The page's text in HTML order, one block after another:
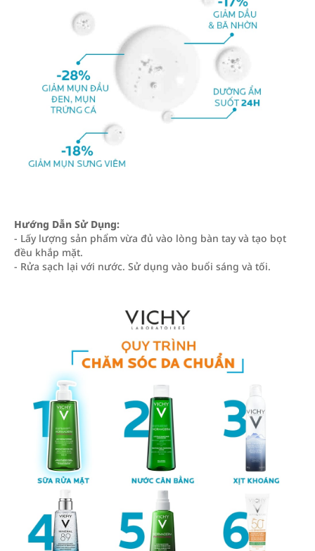
Hướng Dẫn Sử Dụng:
- Lấy lượng sản phẩm vừa đủ vào lòng bàn tay và tạo bọt
đều khắp mặt.
- Rửa sạch lại với nước. Sử dụng vào buổi sáng và tối.